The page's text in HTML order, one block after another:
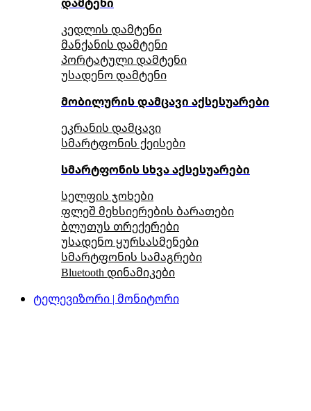
კედლის დამტენი
მანქანის დამტენი
პორტატული დამტენი
უსადენო დამტენი
მობილურის დამცავი აქსესუარები
ეკრანის დამცავი
სმარტფონის ქეისები
სმარტფონის სხვა აქსესუარები
სელფის ჯოხები
ფლეშ მეხსიერების ბარათები
ბლუთუს თრექერები
უსადენო ყურსასმენები
სმარტფონის სამაგრები
Bluetooth დინამიკები
ტელევიზორი | მონიტორი